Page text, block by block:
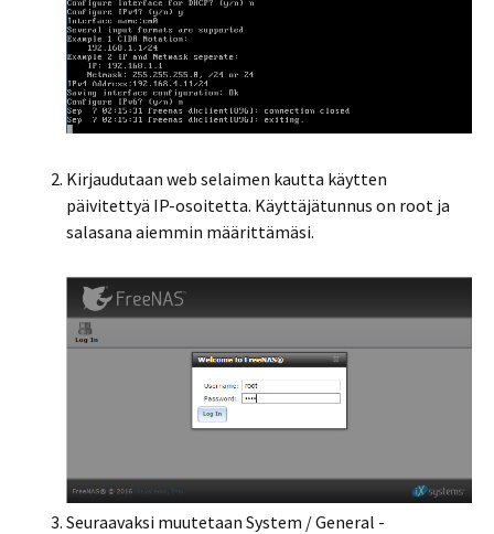
Kirjaudutaan web selaimen kautta käytten
päivitettyä IP-osoitetta. Käyttäjätunnus on root ja
salasana aiemmin määrittämäsi.
Seuraavaksi muutetaan System / General -